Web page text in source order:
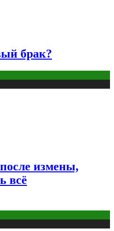
брак?
измены,
всё